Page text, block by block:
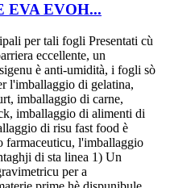
EVA EVOH...
per tali fogli Presentati cù
eccellente, un
è anti-umidità, i fogli sò
l'imballaggio di gelatina,
imballaggio di carne,
imballaggio di alimenti di
di risu fast food è
farmaceuticu, l'imballaggio
di sta linea 1) Un
per a